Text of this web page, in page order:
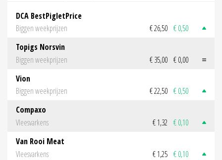
DCA BestPigletPrice
Biggen weekprijzen
€ 26,50 € 0,50
Topigs Norsvin
Biggen weekprijzen
€ 35,00 € 0,00
Vion
Biggen weekprijzen
€ 22,50 € 0,50
Compaxo
Vleesvarkens
€ 1,32 € 0,10
Van Rooi Meat
Vleesvarkens
€ 1,25 € 0,10